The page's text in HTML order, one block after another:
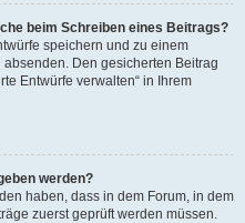
beim Schreiben eines Beitrags?
speichern und zu einem
Den gesicherten Beitrag
Entwürfe verwalten“ in Ihrem
werden?
haben, dass in dem Forum, in dem
zuerst geprüft werden müssen.